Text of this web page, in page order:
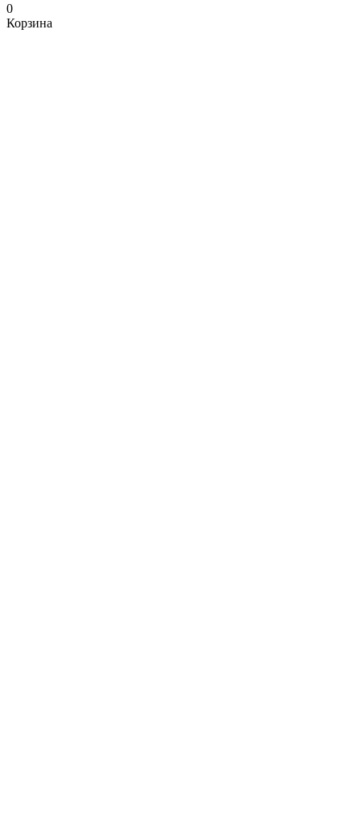
0
Корзина